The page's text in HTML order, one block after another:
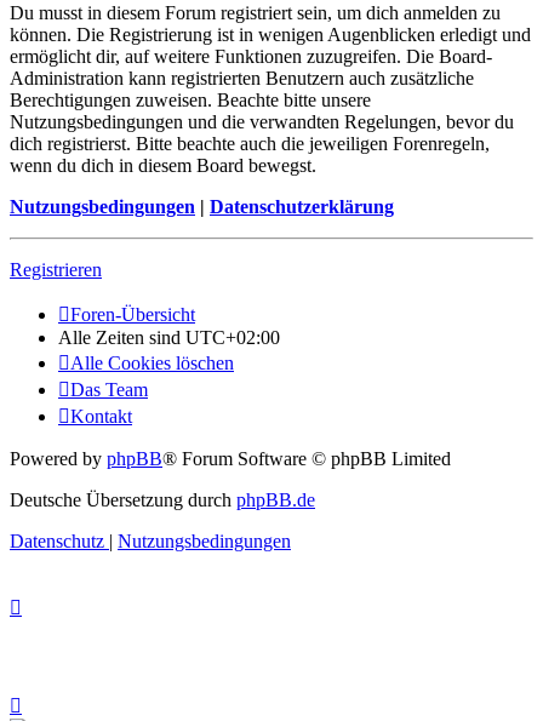
Du musst in diesem Forum registriert sein, um dich anmelden zu
können. Die Registrierung ist in wenigen Augenblicken erledigt und
ermöglicht dir, auf weitere Funktionen zuzugreifen. Die Board-
Administration kann registrierten Benutzern auch zusätzliche
Berechtigungen zuweisen. Beachte bitte unsere
Nutzungsbedingungen und die verwandten Regelungen, bevor du
dich registrierst. Bitte beachte auch die jeweiligen Forenregeln,
wenn du dich in diesem Board bewegst.
Nutzungsbedingungen | Datenschutzerklärung
Registrieren
Foren-Übersicht
Alle Zeiten sind UTC+02:00
Alle Cookies löschen
Das Team
Kontakt
Powered by phpBB® Forum Software © phpBB Limited
Deutsche Übersetzung durch phpBB.de
Datenschutz | Nutzungsbedingungen